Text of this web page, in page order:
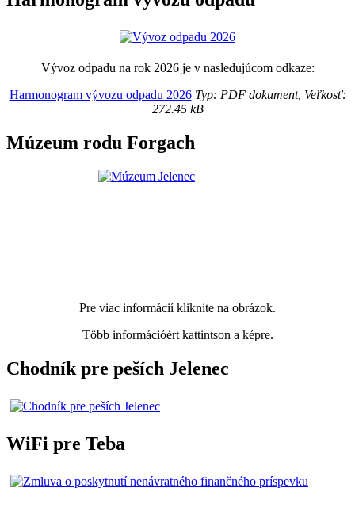
Vývoz odpadu na rok 2026 je v nasledujúcom odkaze:
Harmonogram vývozu odpadu 2026Typ: PDF dokument, Veľkosť:
272.45 kB
Múzeum rodu Forgach
Pre viac informácií kliknite na obrázok.
Több információért kattintson a képre.
Chodník pre peších Jelenec
WiFi pre Teba